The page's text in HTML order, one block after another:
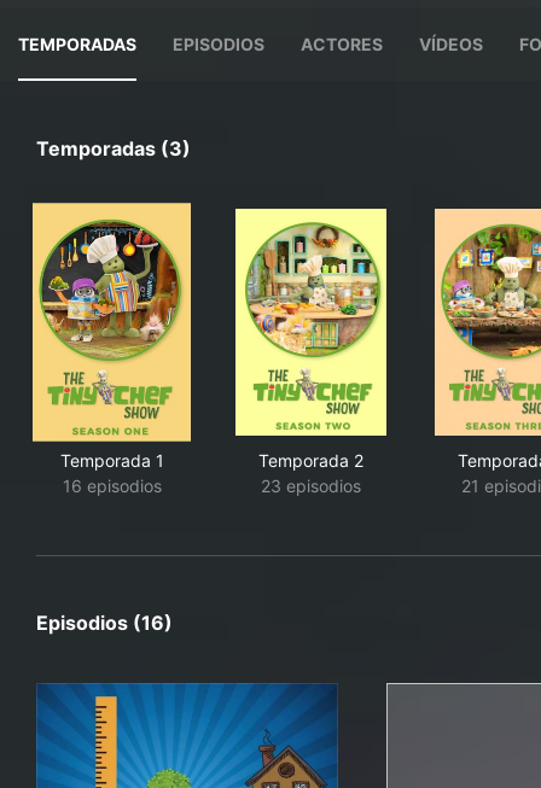
TEMPORADAS EPISODIOS ACTORES VÍDEOS
Temporadas (3)
Temporada 1
16 episodios
Temporada 2
23 episodios
21
Episodios (16)